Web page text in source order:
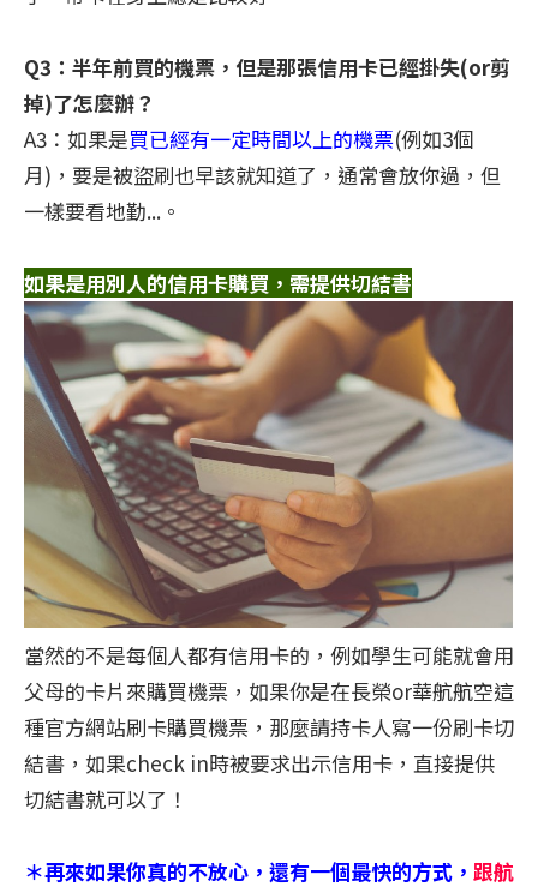
Q3：半年前買的機票，但是那張信用卡已經掛失(or剪
掉)了怎麼辦？
A3：如果是買已經有一定時間以上的機票(例如3個
月)，要是被盜刷也早該就知道了，通常會放你過，但
一樣要看地勤...。
如果是用別人的信用卡購買，需提供切結書
當然的不是每個人都有信用卡的，例如學生可能就會用
父母的卡片來購買機票，如果你是在長榮or華航航空這
種官方網站刷卡購買機票，那麼請持卡人寫一份刷卡切
結書，如果check in時被要求出示信用卡，直接提供
切結書就可以了！
＊再來如果你真的不放心，還有一個最快的方式， 跟航